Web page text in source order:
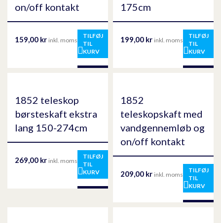
on/off kontakt
159,00 kr inkl. moms
TILFØJ
TIL
KURV
175cm
199,00 kr inkl. moms
TILFØJ
TIL
KURV
1852 teleskop
børsteskaft ekstra
lang 150-274cm
269,00 kr inkl. moms
TILFØJ
TIL
KURV
1852
teleskopskaft med
vandgennemløb og
on/off kontakt
209,00 kr inkl. moms
TILFØJ
TIL
KURV